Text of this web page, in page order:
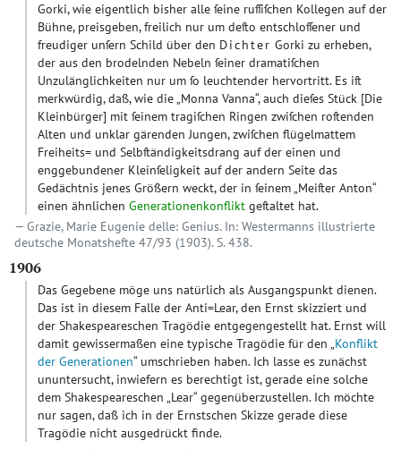
Gorki, wie eigentlich bisher alle ſeine ruſſiſchen Kollegen auf der
Bühne, preisgeben, freilich nur um deſto entschloſſener und
freudiger unſern Schild über den Dichter Gorki zu erheben,
der aus den brodelnden Nebeln ſeiner dramatiſchen
Unzulänglichkeiten nur um ſo leuchtender hervortritt. Es iſt
merkwürdig, daß, wie die „Monna Vanna“, auch dieſes Stück [Die
Kleinbürger] mit ſeinem tragiſchen Ringen zwiſchen roſtenden
Alten und unklar gärenden Jungen, zwiſchen flügelmattem
Freiheits= und Selbſtändigkeitsdrang auf der einen und
enggebundener Kleinſeligkeit auf der andern Seite das
Gedächtnis jenes Größern weckt, der in ſeinem „Meiſter Anton“
einen ähnlichen Generationenkonflikt geſtaltet hat.
Grazie, Marie Eugenie delle: Genius. In: Westermanns illustrierte
deutsche Monatshefte 47/93 (1903). S. 438.
1906
Das Gegebene möge uns natürlich als Ausgangspunkt dienen.
Das ist in diesem Falle der Anti=Lear, den Ernst skizziert und
der Shakespeareschen Tragödie entgegengestellt hat. Ernst will
damit gewissermaßen eine typische Tragödie für den „Konflikt
der Generationen“ umschrieben haben. Ich lasse es zunächst
ununtersucht, inwiefern es berechtigt ist, gerade eine solche
dem Shakespeareschen „Lear“ gegenüberzustellen. Ich möchte
nur sagen, daß ich in der Ernstschen Skizze gerade diese
Tragödie nicht ausgedrückt finde.